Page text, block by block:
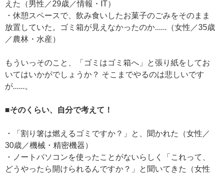
えた（男性／29歳／情報・IT）
・休憩スペースで、飲み食いしたお菓子のごみをそのまま
放置していた。ゴミ箱が見えなかったのか......（女性／35歳
／農林・水産）
もういっそのこと、「ゴミはゴミ箱へ」と張り紙をしてお
いてはいかがでしょうか？ そこまでやるのは悲しいです
が......。
■そのくらい、自分で考えて！
・「割り箸は燃えるゴミですか？」と、聞かれた（女性／
30歳／機械・精密機器）
・ノートパソコンを使ったことがないらしく「これって、
どうやったら開けられるんですか？」と聞いてきた（女性